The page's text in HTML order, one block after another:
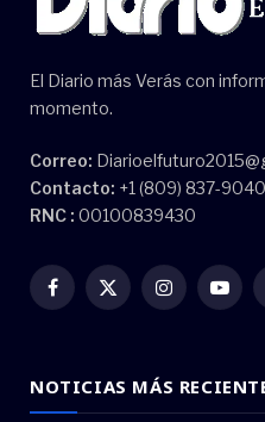
El Diario más Verás con
momento.
Correo:
Contacto: +1 (809) 837-9040
RNC : 00100839430
Facebook
X
Instagram
NOTICIAS MÁS